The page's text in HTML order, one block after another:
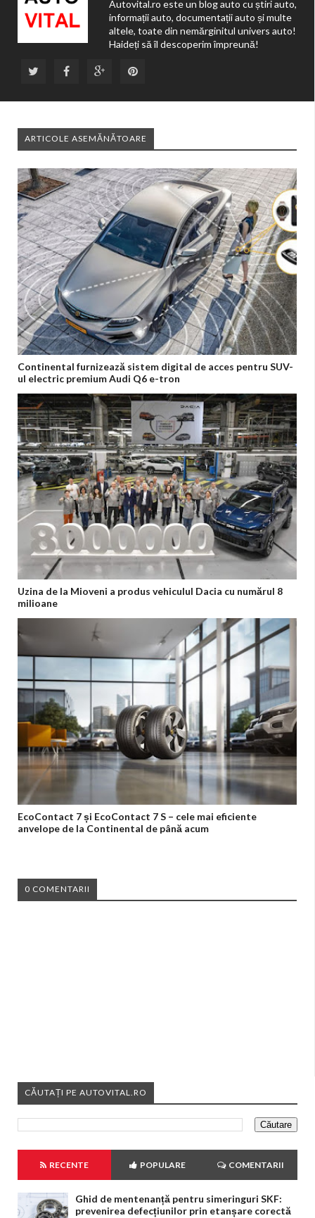
Autovital.ro este un blog auto cu știri auto,
informații auto, documentații auto și multe
altele, toate din nemărginitul univers auto!
Haideți să îl descoperim împreună!
ARTICOLE ASEMĂNĂTOARE
Continental furnizează sistem digital de acces pentru SUV-
ul electric premium Audi Q6 e-tron
Uzina de la Mioveni a produs vehiculul Dacia cu numărul 8
milioane
EcoContact 7 și EcoContact 7 S – cele mai eficiente
anvelope de la Continental de până acum
0 COMENTARII
CĂUTAȚI PE AUTOVITAL.RO
RECENTE POPULARE COMENTARII
Ghid de mentenanță pentru simeringuri SKF:
prevenirea defecțiunilor prin etanșare corectă